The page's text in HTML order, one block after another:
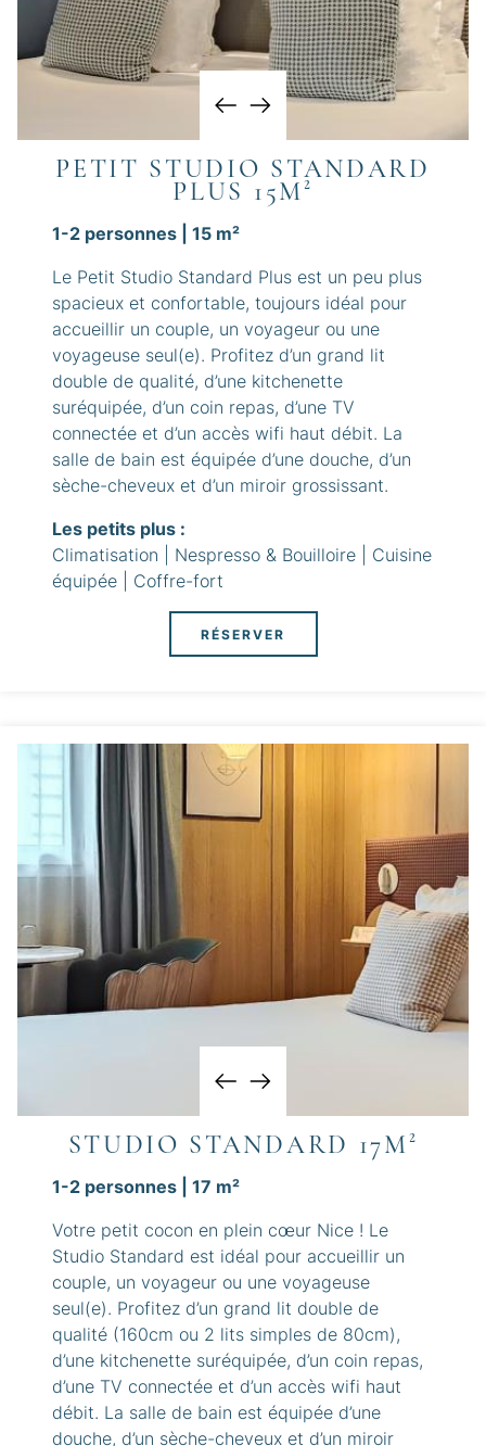
PETIT STUDIO STANDARD
PLUS 15M²
1-2 personnes | 15 m²
Le Petit Studio Standard Plus est un peu plus
spacieux et confortable, toujours idéal pour
accueillir un couple, un voyageur ou une
voyageuse seul(e). Profitez d’un grand lit
double de qualité, d’une kitchenette
suréquipée, d’un coin repas, d’une TV
connectée et d’un accès wifi haut débit. La
salle de bain est équipée d’une douche, d’un
sèche-cheveux et d’un miroir grossissant.
Les petits plus :
Climatisation | Nespresso & Bouilloire | Cuisine
équipée | Coffre-fort
RÉSERVER
STUDIO STANDARD 17M²
1-2 personnes | 17 m²​
Votre petit cocon en plein cœur Nice ! Le
Studio Standard est idéal pour accueillir un
couple, un voyageur ou une voyageuse
seul(e). Profitez d’un grand lit double de
qualité (160cm ou 2 lits simples de 80cm),
d’une kitchenette suréquipée, d’un coin repas,
d’une TV connectée et d’un accès wifi haut
débit. La salle de bain est équipée d’une
douche, d’un sèche-cheveux et d’un miroir